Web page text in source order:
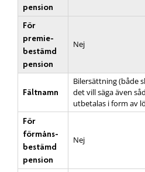
pension
För
premie­
bestämd
pension
Nej
Fältnamn
Bilersättning (både
det vill säga även
utbetalas i form av
För
förmåns­
bestämd
pension
Nej